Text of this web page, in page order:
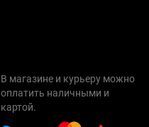
В магазине и курьеру можно
оплатить наличными и
картой.